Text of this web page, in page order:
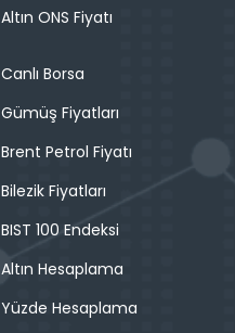
Altın ONS Fiyatı
Canlı Borsa
Gümüş Fiyatları
Brent Petrol Fiyatı
Bilezik Fiyatları
BIST 100 Endeksi
Altın Hesaplama
Yüzde Hesaplama